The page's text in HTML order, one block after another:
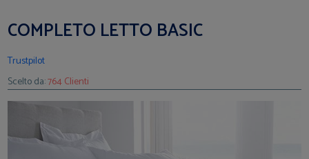
COMPLETO LETTO BASIC
Trustpilot
Scelto da:764 Clienti